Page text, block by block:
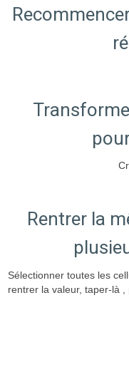
Rentrer la
Sélectionner toutes les
rentrer la valeur, taper-là